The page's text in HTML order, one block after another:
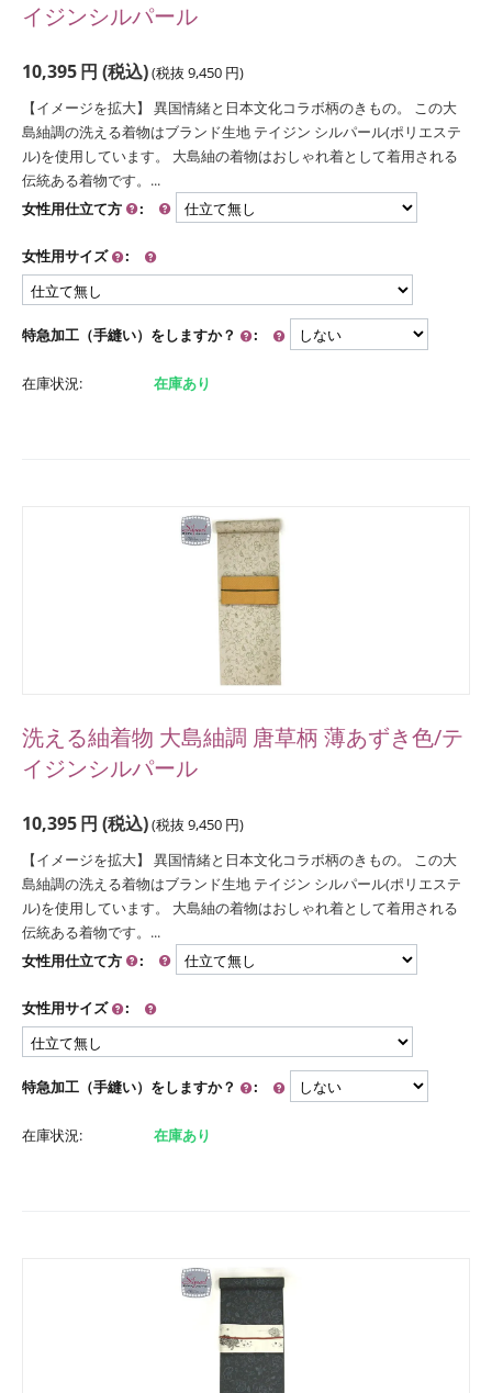
イジンシルパール
10,395円 (税込)(税抜 9,450 円)
【イメージを拡大】 異国情緒と日本文化コラボ柄のきもの。 この大
島紬調の洗える着物はブランド生地 テイジン シルパール(ポリエステ
ル)を使用しています。 大島紬の着物はおしゃれ着として着用される
伝統ある着物です。...
女性用仕立て方
:
女性用サイズ :
特急加工（手縫い）をしますか？ :
在庫状況: 在庫あり
洗える紬着物 大島紬調 唐草柄 薄あずき色/テ
イジンシルパール
10,395円 (税込)(税抜 9,450 円)
【イメージを拡大】 異国情緒と日本文化コラボ柄のきもの。 この大
島紬調の洗える着物はブランド生地 テイジン シルパール(ポリエステ
ル)を使用しています。 大島紬の着物はおしゃれ着として着用される
伝統ある着物です。...
女性用仕立て方
:
女性用サイズ :
特急加工（手縫い）をしますか？ :
在庫状況: 在庫あり